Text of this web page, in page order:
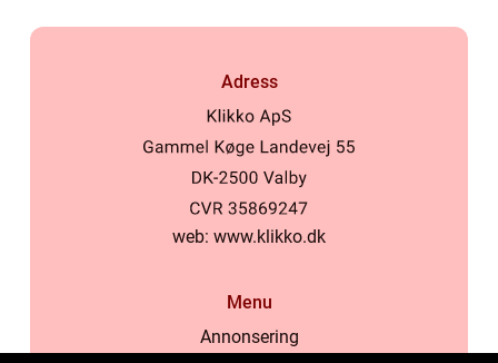
Adress
web: www.klikko.dk
Menu
Annonsering